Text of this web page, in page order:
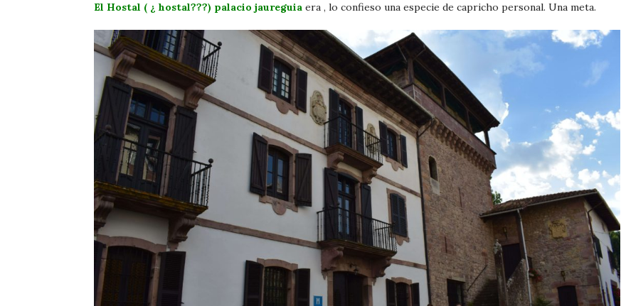
El Hostal ( ¿ hostal???) palacio jaureguia era , lo confieso una especie de capricho personal. Una meta.